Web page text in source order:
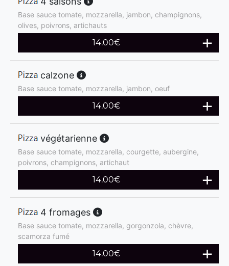
Base sauce tomate, mozzarella, jambon, champignons,
olives, poivrons, artichauts
14.00€
calzone
Base sauce tomate, mozzarella, jambon, oeuf
14.00€
végétarienne
Base sauce tomate, mozzarella, courgette, aubergine,
poivrons, champignons, artichaut
14.00€
4 fromages
Base sauce tomate, mozzarella, gorgonzola, chèvre,
scamorza fumé
14.00€